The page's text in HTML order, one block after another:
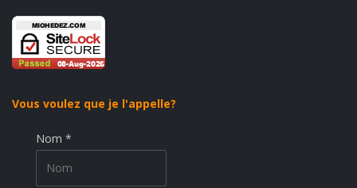
Vous voulez que je l'appelle?
Nom *